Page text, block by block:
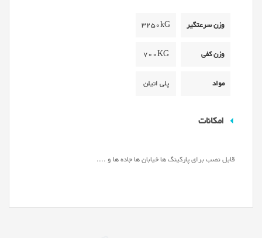
وزن سرعتگیر 3250kG
وزن کفی 700KG
مواد پلی اتیلن
امکانات
قابل نصب برای پارکینگ ها خیابان ها جاده ها و ....